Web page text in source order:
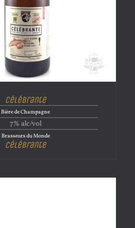
Célébrante
Bière de Champagne
7% alc/vol
Brasseurs du Monde
Célébrante